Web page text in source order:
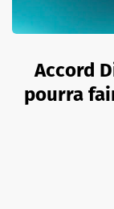
Accord
pourra